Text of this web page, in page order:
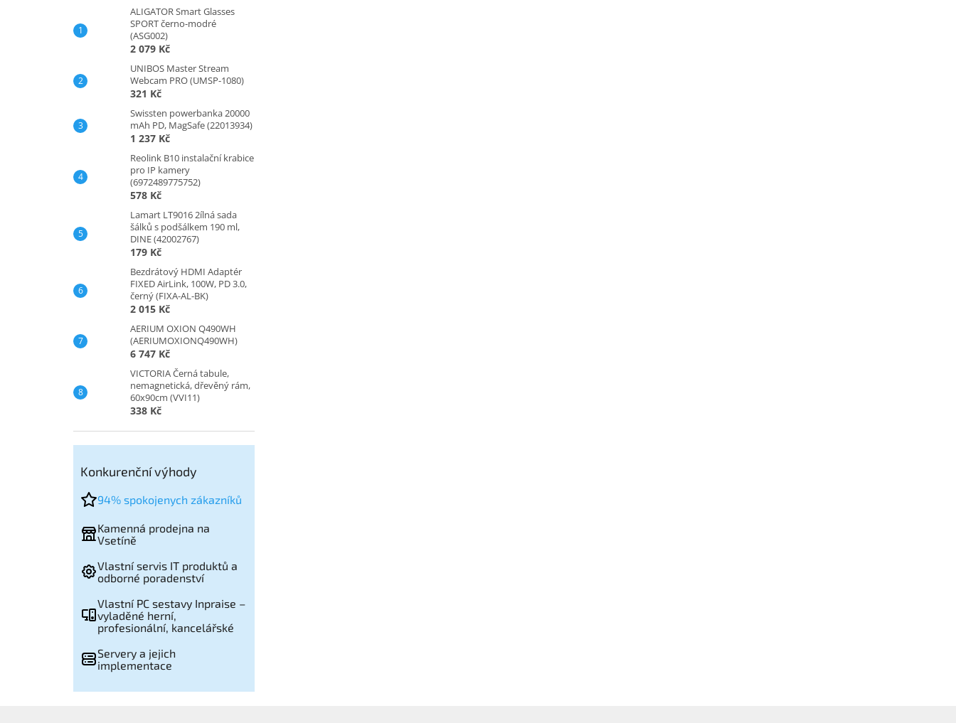
ALIGATOR Smart Glasses
SPORT černo-modré
(ASG002)
2 079 Kč
UNIBOS Master Stream
Webcam PRO (UMSP-1080)
321 Kč
Swissten powerbanka 20000
mAh PD, MagSafe (22013934)
1 237 Kč
Reolink B10 instalační krabice
pro IP kamery
(6972489775752)
578 Kč
Lamart LT9016 2ílná sada
šálků s podšálkem 190 ml,
DINE (42002767)
179 Kč
Bezdrátový HDMI Adaptér
FIXED AirLink, 100W, PD 3.0,
černý (FIXA-AL-BK)
2 015 Kč
AERIUM OXION Q490WH
(AERIUMOXIONQ490WH)
6 747 Kč
VICTORIA Černá tabule,
nemagnetická, dřevěný rám,
60x90cm (VVI11)
338 Kč
Konkurenční výhody
94% spokojenych zákazníků
Kamenná prodejna na
Vsetíně
Vlastní servis IT produktů a
odborné poradenství
Vlastní PC sestavy Inpraise –
vyladěné herní,
profesionální, kancelářské
Servery a jejich
implementace